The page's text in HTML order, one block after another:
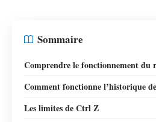
Sommaire
Comprendre le fonctionnement du
Comment fonctionne l’historique
Les limites de Ctrl Z